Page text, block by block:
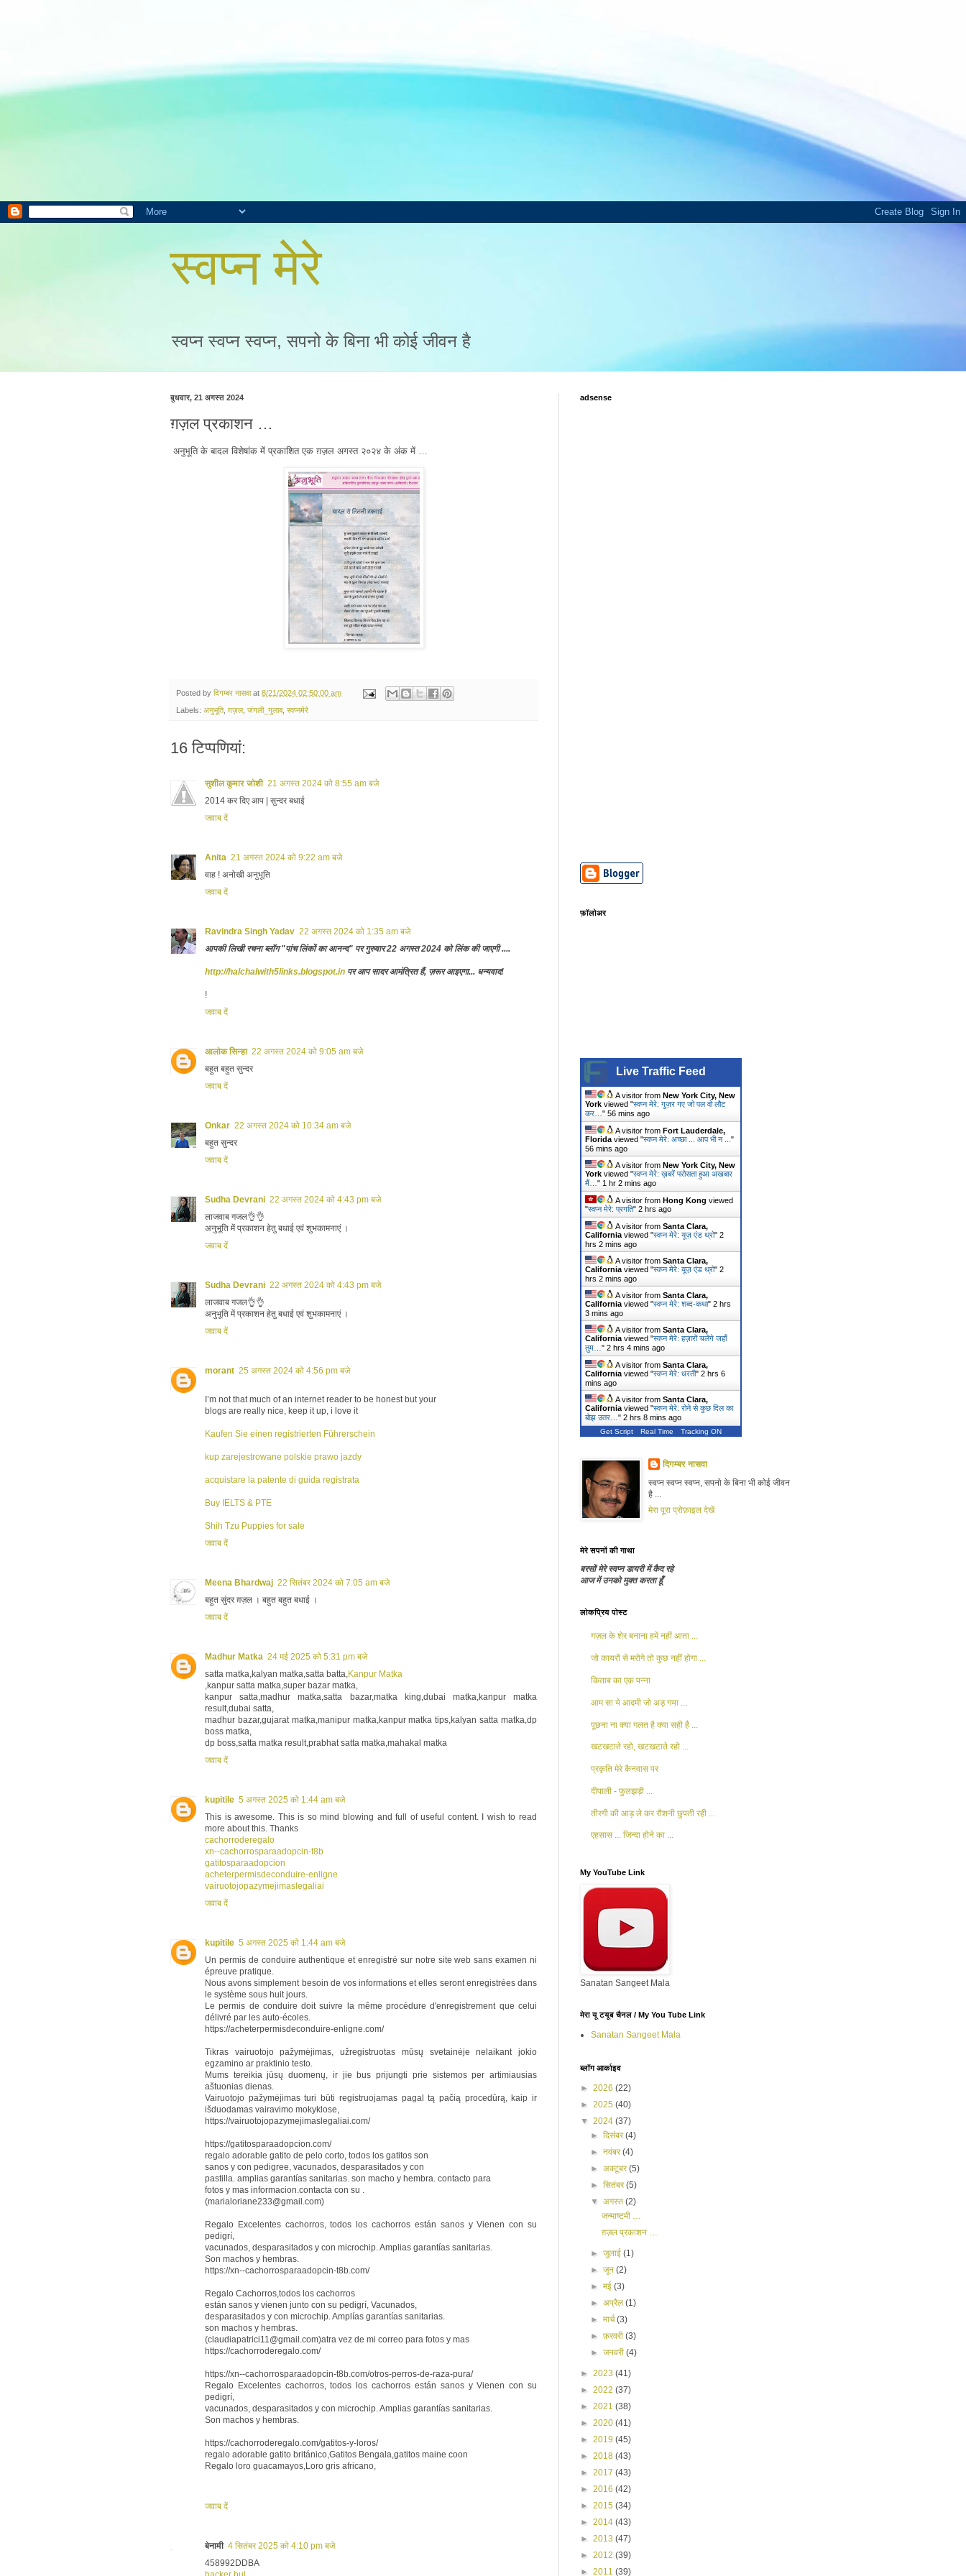
स्वप्न मेरे
स्वप्न स्वप्न स्वप्न, सपनो के बिना भी कोई जीवन है
बुधवार, 21 अगस्त 2024
ग़ज़ल प्रकाशन …
अनुभूति के बादल विशेषांक में प्रकाशित एक ग़ज़ल अगस्त २०२४ के अंक में …
Posted by दिगम्बर नासवा at 8/21/2024 02:50:00 am
Labels: अनुभूति, ग़ज़ल, जंगली_गुलाब, स्वप्नमेरे
16 टिप्‍पणियां:
सुशील कुमार जोशी 21 अगस्त 2024 को 8:55 am बजे
2014 कर दिए आप | सुन्दर बधाई
जवाब दें
Anita 21 अगस्त 2024 को 9:22 am बजे
वाह ! अनोखी अनुभूति
जवाब दें
Ravindra Singh Yadav 22 अगस्त 2024 को 1:35 am बजे
आपकी लिखी रचना ब्लॉग "पांच लिंकों का आनन्द" पर गुरुवार 22 अगस्त 2024 को लिंक की जाएगी ....
http://halchalwith5links.blogspot.in पर आप सादर आमंत्रित हैं, ज़रूर आइएगा... धन्यवाद!
!
जवाब दें
आलोक सिन्हा 22 अगस्त 2024 को 9:05 am बजे
बहुत बहुत सुन्दर
जवाब दें
Onkar 22 अगस्त 2024 को 10:34 am बजे
बहुत सुन्दर
जवाब दें
Sudha Devrani 22 अगस्त 2024 को 4:43 pm बजे
लाजवाब गजल👌👌
अनुभूति में प्रकाशन हेतु बधाई एवं शुभकामनाएं ।
जवाब दें
Sudha Devrani 22 अगस्त 2024 को 4:43 pm बजे
लाजवाब गजल👌👌
अनुभूति में प्रकाशन हेतु बधाई एवं शुभकामनाएं ।
जवाब दें
morant 25 अगस्त 2024 को 4:56 pm बजे
I’m not that much of an internet reader to be honest but your
blogs are really nice, keep it up, i love it
Kaufen Sie einen registrierten Führerschein
kup zarejestrowane polskie prawo jazdy
acquistare la patente di guida registrata
Buy IELTS & PTE
Shih Tzu Puppies for sale
जवाब दें
Meena Bhardwaj 22 सितंबर 2024 को 7:05 am बजे
बहुत सुंदर ग़ज़ल । बहुत बहुत बधाई ।
जवाब दें
Madhur Matka 24 मई 2025 को 5:31 pm बजे
satta matka,kalyan matka,satta batta,Kanpur Matka
,kanpur satta matka,super bazar matka,
kanpur satta,madhur matka,satta bazar,matka king,dubai matka,kanpur matka
result,dubai satta,
madhur bazar,gujarat matka,manipur matka,kanpur matka tips,kalyan satta matka,dp
boss matka,
dp boss,satta matka result,prabhat satta matka,mahakal matka
जवाब दें
kupitile 5 अगस्त 2025 को 1:44 am बजे
This is awesome. This is so mind blowing and full of useful content. I wish to read
more about this. Thanks
cachorroderegalo
xn--cachorrosparaadopcin-t8b
gatitosparaadopcion
acheterpermisdeconduire-enligne
vairuotojopazymejimaslegaliai
जवाब दें
kupitile 5 अगस्त 2025 को 1:44 am बजे
Un permis de conduire authentique et enregistré sur notre site web sans examen ni
épreuve pratique.
Nous avons simplement besoin de vos informations et elles seront enregistrées dans
le système sous huit jours.
Le permis de conduire doit suivre la même procédure d'enregistrement que celui
délivré par les auto-écoles.
https://acheterpermisdeconduire-enligne.com/
Tikras vairuotojo pažymėjimas, užregistruotas mūsų svetainėje nelaikant jokio
egzamino ar praktinio testo.
Mums tereikia jūsų duomenų, ir jie bus prijungti prie sistemos per artimiausias
aštuonias dienas.
Vairuotojo pažymėjimas turi būti registruojamas pagal tą pačią procedūrą, kaip ir
išduodamas vairavimo mokyklose,
https://vairuotojopazymejimaslegaliai.com/
https://gatitosparaadopcion.com/
regalo adorable gatito de pelo corto, todos los gatitos son
sanos y con pedigree, vacunados, desparasitados y con
pastilla. amplias garantías sanitarias. son macho y hembra. contacto para
fotos y mas informacion.contacta con su .
(marialoriane233@gmail.com)
Regalo Excelentes cachorros, todos los cachorros están sanos y Vienen con su
pedigrí,
vacunados, desparasitados y con microchip. Amplias garantías sanitarias.
Son machos y hembras.
https://xn--cachorrosparaadopcin-t8b.com/
Regalo Cachorros,todos los cachorros
están sanos y vienen junto con su pedigrí, Vacunados,
desparasitados y con microchip. Amplías garantías sanitarias.
son machos y hembras.
(claudiapatrici11@gmail.com)atra vez de mi correo para fotos y mas
https://cachorroderegalo.com/
https://xn--cachorrosparaadopcin-t8b.com/otros-perros-de-raza-pura/
Regalo Excelentes cachorros, todos los cachorros están sanos y Vienen con su
pedigrí,
vacunados, desparasitados y con microchip. Amplias garantías sanitarias.
Son machos y hembras.
https://cachorroderegalo.com/gatitos-y-loros/
regalo adorable gatito británico,Gatitos Bengala,gatitos maine coon
Regalo loro guacamayos,Loro gris africano,
जवाब दें
बेनामी 4 सितंबर 2025 को 4:10 pm बजे
458992DDBA
adsense
फ़ॉलोअर
Live Traffic Feed
A visitor from New York City, New
York viewed "स्वप्न मेरे: गुज़र गए जो पल वो लौट
कर… " 56 mins ago
A visitor from Fort Lauderdale,
Florida viewed "स्वप्न मेरे: अच्छा ... आप भी न ... "
56 mins ago
A visitor from New York City, New
York viewed "स्वप्न मेरे: ख़बरें परोसता हुआ अखबार
मैं… " 1 hr 2 mins ago
A visitor from Hong Kong viewed
"स्वप्न मेरे: प्रगति" 2 hrs ago
A visitor from Santa Clara,
California viewed "स्वप्न मेरे: यूज़ एंड थ्रो" 2
hrs 2 mins ago
A visitor from Santa Clara,
California viewed "स्वप्न मेरे: यूज़ एंड थ्रो" 2
hrs 2 mins ago
A visitor from Santa Clara,
California viewed "स्वप्न मेरे: शब्द-कथा" 2 hrs
3 mins ago
A visitor from Santa Clara,
California viewed "स्वप्न मेरे: हज़ारों चलेंगे जहाँ
तुम… " 2 hrs 4 mins ago
A visitor from Santa Clara,
California viewed "स्वप्न मेरे: धरती" 2 hrs 6
mins ago
A visitor from Santa Clara,
California viewed "स्वप्न मेरे: रोने से कुछ दिल का
बोझ उतर… " 2 hrs 8 mins ago
Get Script Real Time Tracking ON
दिगम्बर नासवा
स्वप्न स्वप्न स्वप्न, सपनो के बिना भी कोई जीवन
है ...
मेरा पूरा प्रोफ़ाइल देखें
मेरे सपनों की गाथा
बरसों मेरे स्वप्न डायरी में कैद रहे
आज में उनको मुक्त करता हूँ
लोकप्रिय पोस्ट
गज़ल के शेर बनाना हमें नहीं आता ...
जो कायरों से मरोगे तो कुछ नहीं होगा ...
किताब का एक पन्ना
आम सा ये आदमी जो अड़ गया ...
पूछना ना क्या गलत है क्या सही है ...
खटखटाते रहो, खटखटाते रहो ...
प्रकृति मेरे कैनवास पर
दीपाली - फुलझड़ी ...
तीरगी की आड़ ले कर रौशनी छुपती रही ...
एहसास ... जिन्दा होने का ...
My YouTube Link
Sanatan Sangeet Mala
मेरा यू टयूब चैनल / My You Tube Link
Sanatan Sangeet Mala
ब्लॉग आर्काइव
► 2026 (22)
► 2025 (40)
▼ 2024 (37)
►दिसंबर(4)
►नवंबर(4)
►अक्टूबर(5)
►सितंबर(5)
▼अगस्त(2)
जन्माष्टमी …
ग़ज़ल प्रकाशन …
►जुलाई(1)
►जून(2)
►मई(3)
►अप्रैल(1)
►मार्च(3)
►फ़रवरी(3)
►जनवरी(4)
► 2023 (41)
► 2022 (37)
► 2021 (38)
► 2020 (41)
► 2019 (45)
► 2018 (43)
► 2017 (43)
► 2016 (42)
► 2015 (34)
► 2014 (43)
► 2013 (47)
► 2012 (39)
► 2011 (39)